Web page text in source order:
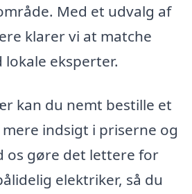
Med et udvalg af
klarer vi at matche
eksperter.
kan du nemt bestille et
indsigt i priserne og
os gøre det lettere for
elektriker, så du